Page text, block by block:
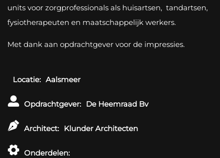
units voor zorgprofessionals als huisartsen, tandartsen,
fysiotherapeuten en maatschappelijk werkers.
Met dank aan opdrachtgever voor de impressies.
Locatie: Aalsmeer
Opdrachtgever: De Heemraad Bv
Architect: Klunder Architecten
Onderdelen: